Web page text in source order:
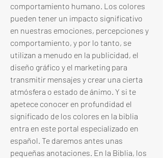
comportamiento humano. Los colores
pueden tener un impacto significativo
en nuestras emociones, percepciones y
comportamiento, y por lo tanto, se
utilizan a menudo en la publicidad, el
diseño gráfico y el marketing para
transmitir mensajes y crear una cierta
atmósfera o estado de ánimo. Y si te
apetece conocer en profundidad el
significado de los colores en la biblia
entra en este portal especializado en
español. Te daremos antes unas
pequeñas anotaciones. En la Biblia, los